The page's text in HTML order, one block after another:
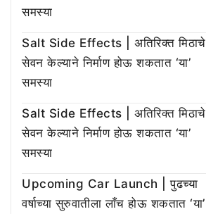
समस्या
Salt Side Effects | अतिरिक्त मिठाचे
सेवन केल्याने निर्माण होऊ शकतात ‘या’
समस्या
Salt Side Effects | अतिरिक्त मिठाचे
सेवन केल्याने निर्माण होऊ शकतात ‘या’
समस्या
Upcoming Car Launch | पुढच्या
वर्षाच्या सुरुवातीला लाँच होऊ शकतात ‘या’